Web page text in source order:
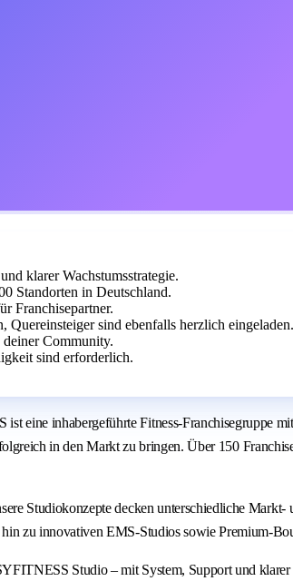
klarer Wachstumsstrategie.
Standorten in Deutschland.
Franchisepartner.
sind ebenfalls herzlich eingeladen.
deiner Community.
sind erforderlich.
eine inhabergeführte Fitness-Franchisegruppe
in den Markt zu bringen. Über 150
Studiokonzepte decken unterschiedliche
zu innovativen EMS-Studios sowie Premium-
Studio – mit System, Support und